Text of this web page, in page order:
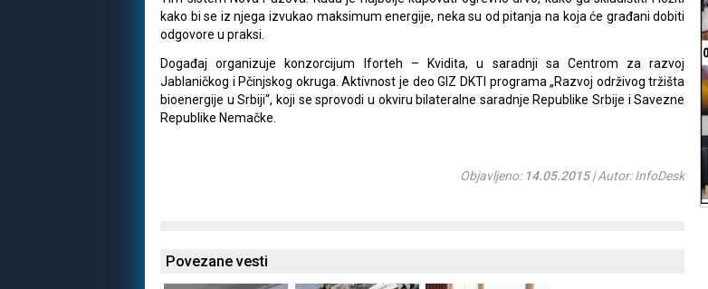
kako bi se iz njega izvukao maksimum energije, neka su od pitanja na koja će građani dobiti
odgovore u praksi.
Događaj organizuje konzorcijum Iforteh – Kvidita, u saradnji sa Centrom za razvoj
Jablaničkog i Pčinjskog okruga. Aktivnost je deo GIZ DKTI programa „Razvoj održivog tržišta
bioenergije u Srbiji“, koji se sprovodi u okviru bilateralne saradnje Republike Srbije i Savezne
Republike Nemačke.
Objavljeno: 14.05.2015| Autor: InfoDesk
Povezane vesti